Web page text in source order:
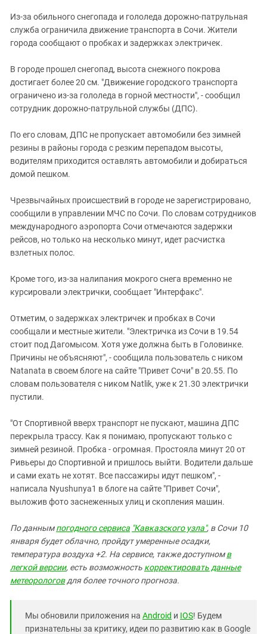
КАВКАЗ ЗА ПАЛЕСТИНУ
ИНАКОМЫСЛИЕ В ЧЕЧНЕ
ПРЕСЛЕДОВАНИЕ АКТИВИСТОВ
Ингушетия
Кабардино-Балкария
Калмыкия
Карачаево-Черкесия
Краснодарский край
Российская Федерация
Ростовская область
Северная Осетия - Алания
Ставропольский край
Чечня
Южная Осетия
Из-за обильного снегопада и гололеда дорожно-патрульная
служба ограничила движение транспорта в Сочи. Жители
города сообщают о пробках и задержках электричек.
В городе прошел снегопад, высота снежного покрова
достигает более 20 см. "Движение городского транспорта
ограничено из-за гололеда в горной местности", - сообщил
сотрудник дорожно-патрульной службы (ДПС).
По его словам, ДПС не пропускает автомобили без зимней
резины в районы города с резким перепадом высоты,
водителям приходится оставлять автомобили и добираться
домой пешком.
Чрезвычайных происшествий в городе не зарегистрировано,
сообщили в управлении МЧС по Сочи. По словам сотрудников
международного аэропорта Сочи отмечаются задержки
рейсов, но только на несколько минут, идет расчистка
взлетных полос.
Кроме того, из-за налипания мокрого снега временно не
курсировали электрички, сообщает "Интерфакс".
Отметим, о задержках электричек и пробках в Сочи
сообщали и местные жители. "Электричка из Сочи в 19.54
стоит под Дагомысом. Хотя уже должна быть в Головинке.
Причины не объясняют", - сообщила пользователь с ником
Natanata в своем блоге на сайте "Привет Сочи" в 20.55. По
словам пользователя с ником Natlik, уже к 21.30 электрички
пустили.
"От Спортивной вверх транспорт не пускают, машина ДПС
перекрыла трассу. Как я понимаю, пропускают только с
зимней резиной. Пробка - огромная. Простояла минут 20 от
Ривьеры до Спортивной и пришлось выйти. Водители дальше
и сами ехать не хотят. Все пассажиры идут пешком", -
написала Nyushunya1 в блоге на сайте "Привет Сочи",
выложив фото заснеженных улиц и скопления машин.
По даннымпогодного сервиса "Кавказского узла", в Сочи 10
января будет облачно, пройдут умеренные осадки,
температура воздуха +2. На сервисе, также доступном в
легкой версии, есть возможность корректировать данные
метеорологовдля более точного прогноза.
Мы обновили приложения на Android и IOS! Будем
признательны за критику, идеи по развитию как в Google